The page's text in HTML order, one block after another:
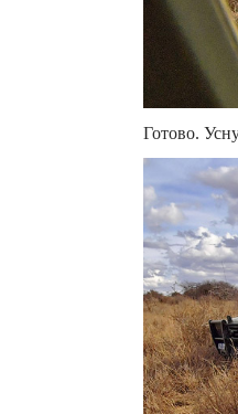
Готово.